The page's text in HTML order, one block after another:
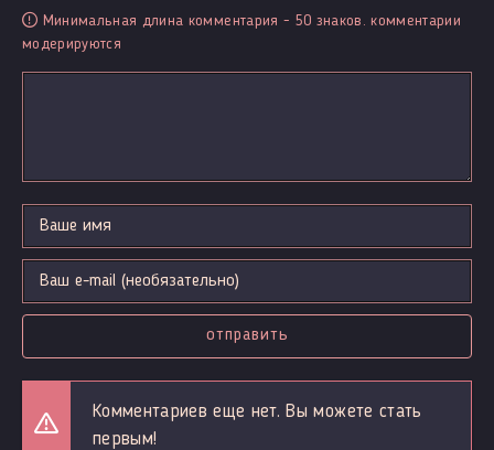
Минимальная длина комментария - 50 знаков. комментарии
модерируются
отправить
Комментариев еще нет. Вы можете стать
первым!